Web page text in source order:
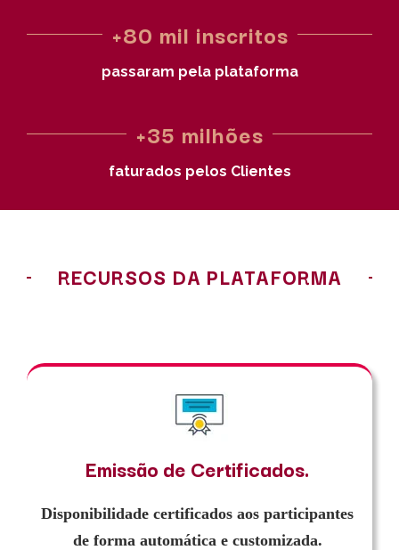
+80 mil inscritos
passaram pela plataforma
+35 milhões
faturados pelos Clientes
RECURSOS DA PLATAFORMA
Emissão de Certificados.
certificados aos participantes
de forma automática e customizada.